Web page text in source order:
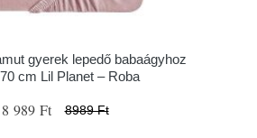
gyerek lepedő babaágyhoz
cm Lil Planet – Roba
8 989 Ft 8989 Ft